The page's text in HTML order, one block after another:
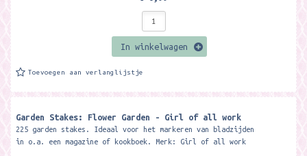
In winkelwagen
Toevoegen aan verlanglijstje
Garden Stakes: Flower Garden - Girl of all work
225 garden stakes. Ideaal voor het markeren van bladzijden
in o.a. een magazine of kookboek. Merk: Girl of all work